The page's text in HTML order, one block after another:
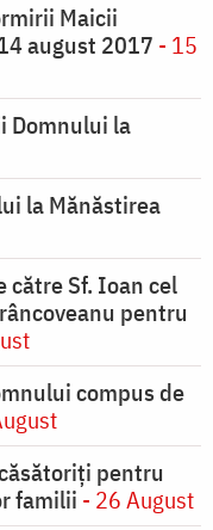
Maicii
august 2017 - 15
Domnului la
la Mănăstirea
către Sf. Ioan cel
pentru
compus de
pentru
familii - 26 August